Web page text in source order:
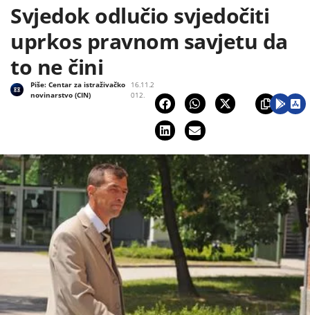
Svjedok odlučio svjedočiti
uprkos pravnom savjetu da
to ne čini
16.11.2
012.
Piše: Centar za istraživačko
novinarstvo (CIN)